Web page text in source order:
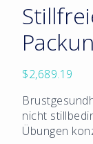
$2,689.19
nicht
Übungen